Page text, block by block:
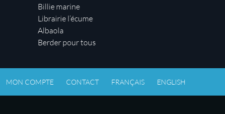
Billie marine
Librairie l’écume
Albaola
Berder pour tous
MON COMPTE CONTACT FRANÇAIS ENGLISH